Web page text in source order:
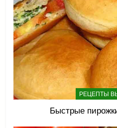
РЕЦЕПТЫ
Быстрые